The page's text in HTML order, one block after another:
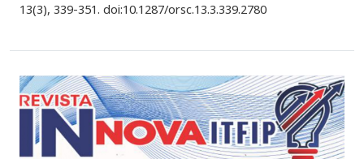
13(3), 339-351. doi:10.1287/orsc.13.3.339.2780